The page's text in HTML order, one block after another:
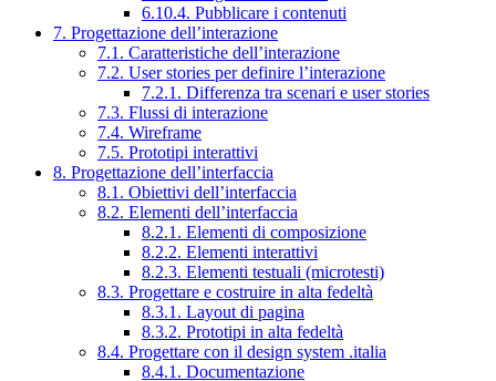
6.10.4. Pubblicare i contenuti
7. Progettazione dell’interazione
7.1. Caratteristiche dell’interazione
7.2. User stories per definire l’interazione
7.2.1. Differenza tra scenari e user stories
7.3. Flussi di interazione
7.4. Wireframe
7.5. Prototipi interattivi
8. Progettazione dell’interfaccia
8.1. Obiettivi dell’interfaccia
8.2. Elementi dell’interfaccia
8.2.1. Elementi di composizione
8.2.2. Elementi interattivi
8.2.3. Elementi testuali (microtesti)
8.3. Progettare e costruire in alta fedeltà
8.3.1. Layout di pagina
8.3.2. Prototipi in alta fedeltà
8.4. Progettare con il design system .italia
8.4.1. Documentazione